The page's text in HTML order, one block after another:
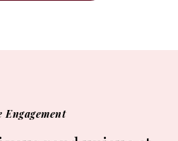
Engagement